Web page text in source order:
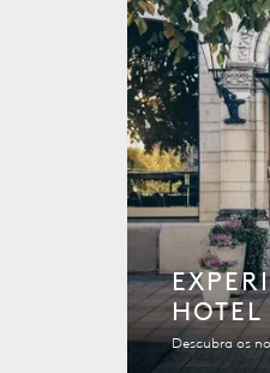
HOTEL
Descubra os